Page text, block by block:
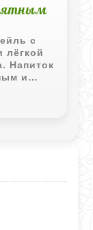
с
лёгкой
Напиток
и